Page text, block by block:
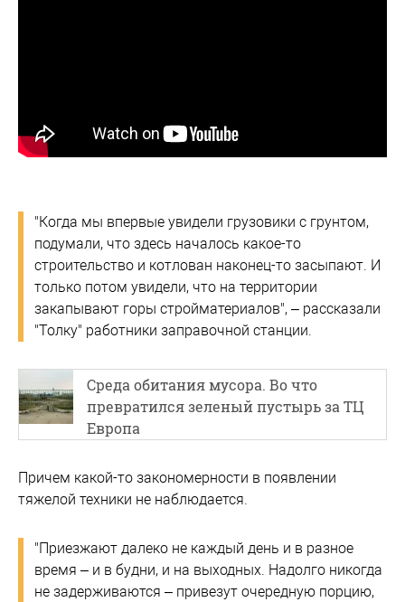
"Когда мы впервые увидели грузовики с грунтом,
подумали, что здесь началось какое-то
строительство и котлован наконец-то засыпают. И
только потом увидели, что на территории
закапывают горы стройматериалов", – рассказали
"Толку" работники заправочной станции.
Среда обитания мусора. Во что
превратился зеленый пустырь за ТЦ
Европа
Причем какой-то закономерности в появлении
тяжелой техники не наблюдается.
"Приезжают далеко не каждый день и в разное
время – и в будни, и на выходных. Надолго никогда
не задерживаются – привезут очередную порцию,